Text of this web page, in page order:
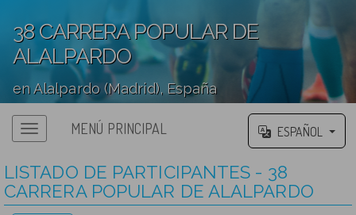
38 CARRERA POPULAR DE
ALALPARDO
en Alalpardo (Madrid), España
MENÚ PRINCIPAL ESPAÑOL
LISTADO DE PARTICIPANTES - 38
CARRERA POPULAR DE ALALPARDO